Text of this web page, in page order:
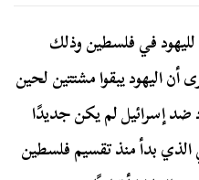
لليهود في فلسطين وذلك
أن اليهود يبقوا مشتتين لحين
ضد إسرائيل لم يكن جديدًا
الذي بدأ منذ تقسيم فلسطين